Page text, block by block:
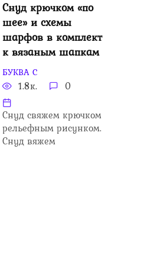
Снуд крючком «по
шее» и схемы
шарфов в комплект
к вязаным шапкам
БУКВА С
1.8к. 0
Снуд свяжем крючком
рельефным рисунком.
Снуд вяжем